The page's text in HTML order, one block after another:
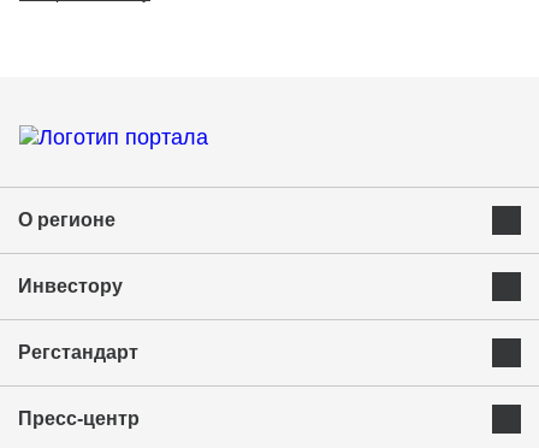
О регионе
Экономика и ресурсы
Успешные бренды Курганской области
Инвестиционная команда региона
Инвестору
Приоритетные инвестиционные направления
Истории успеха
Регстандарт
Свод инвестиционных правил
Пресс-центр